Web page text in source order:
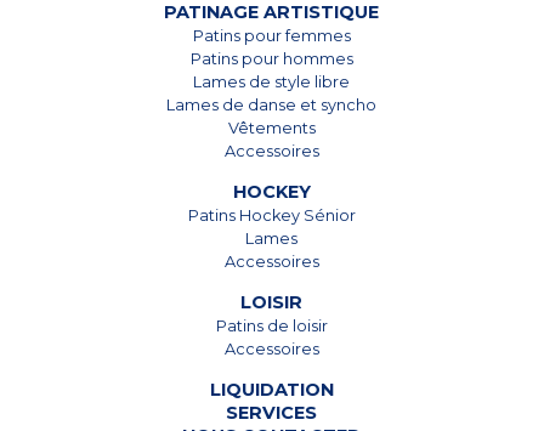
7825, Boul. Taschereau
Brossard, Qc
J4Y 1A4
450 678-5442
PATINAGE ARTISTIQUE
Patins pour femmes
Patins pour hommes
Lames de style libre
Lames de danse et syncho
Vêtements
Accessoires
HOCKEY
Patins Hockey Sénior
Lames
Accessoires
LOISIR
Patins de loisir
Accessoires
LIQUIDATION
SERVICES
7825, Boul. Taschereau
Brossard, Qc
J4Y 1A4
450 678-5442